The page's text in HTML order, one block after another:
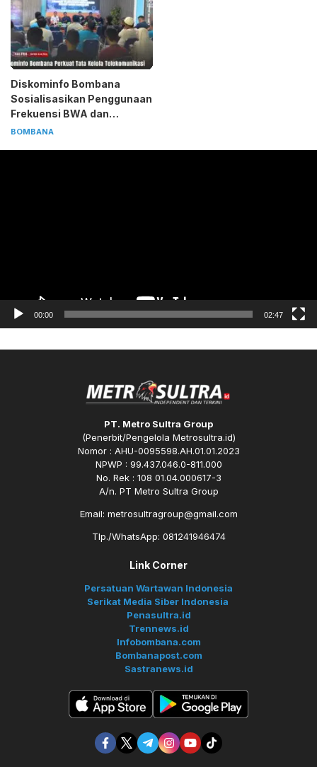
Diskominfo Bombana
Sosialisasikan Penggunaan
Frekuensi BWA dan
Legalitas ISP
BOMBANA
00:00 02:47
PT. Metro Sultra Group
(Penerbit/Pengelola Metrosultra.id)
Nomor : AHU-0095598.AH.01.01.2023
NPWP : 99.437.046.0-811.000
No. Rek : 108 01.04.000617-3
A/n. PT Metro Sultra Group
Email: metrosultragroup@gmail.com
Tlp./WhatsApp: 081241946474
Link Corner
Persatuan Wartawan Indonesia
Serikat Media Siber Indonesia
Penasultra.id
Trennews.id
Infobombana.com
Bombanapost.com
Sastranews.id